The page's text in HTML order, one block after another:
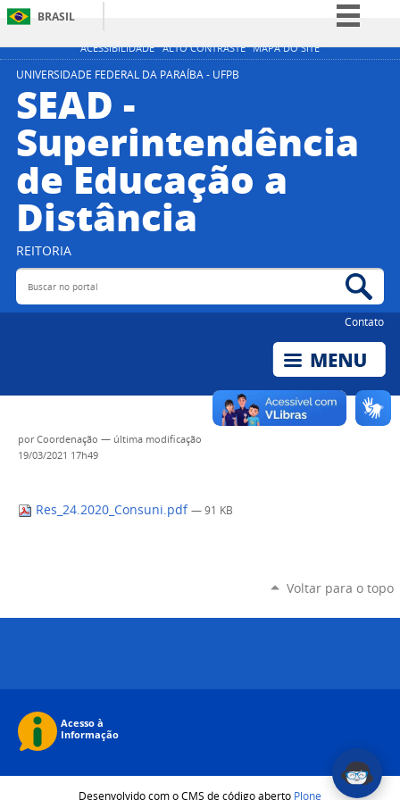
ACESSIBILIDADE ALTO CONTRASTE MAPA DO SITE
BRASIL
Simplifique!
Acesso à informação
Legislação
Canais
UNIVERSIDADE FEDERAL DA PARAÍBA - UFPB
SEAD -
Superintendência
de Educação a
Distância
REITORIA
Buscar no portal
Contato
porCoordenação — última modificação
19/03/2021 17h49
Res_24.2020_Consuni.pdf — 91 KB
Voltar para o topo
Desenvolvido com o CMS de código aberto Plone